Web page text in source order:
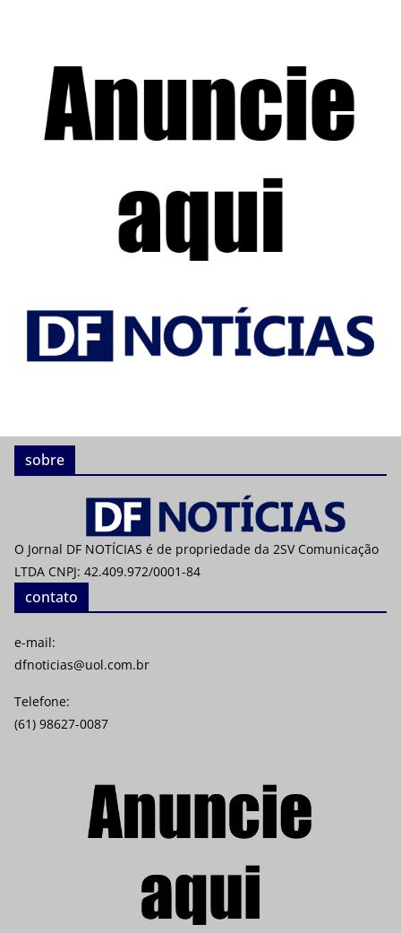
sobre
O Jornal DF NOTÍCIAS é de propriedade da 2SV Comunicação
LTDA CNPJ: 42.409.972/0001-84
contato
e-mail:
dfnoticias@uol.com.br
Telefone:
(61) 98627-0087